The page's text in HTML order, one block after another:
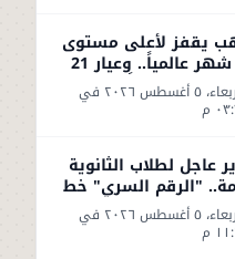
يقفز لأعلى مستوى
في شهر عالمياً.. وعيار 21
الأربعاء، ٥ أغسطس ٢٠٢٦ في
م
عاجل لطلاب الثانوية
"الرقم السري" خط
الأربعاء، ٥ أغسطس ٢٠٢٦ في
م